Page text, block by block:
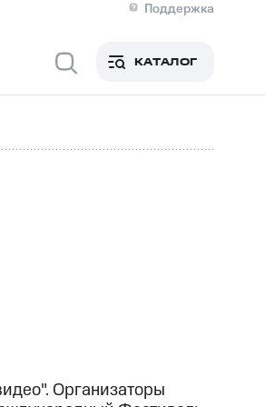
Поддержка
Медиа-центр
акций
КАТАЛОГ
Организаторы